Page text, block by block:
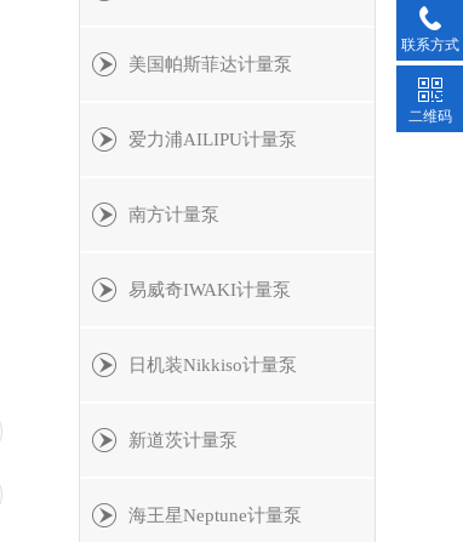
美国帕斯菲达计量泵
爱力浦AILIPU计量泵
南方计量泵
易威奇IWAKI计量泵
日机装Nikkiso计量泵
新道茨计量泵
海王星Neptune计量泵
联系方式
二维码